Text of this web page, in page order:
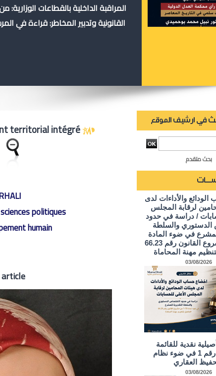
المراقبة الداخلية بالقطاعات
القانونية وتدبير المخاطر: قراءة في المرسوم
Architecture du développement territorial intégré
politiques
humain
بحث متقدم
والأداءات لدى
لرقابة المجلس
/ دراسة في حدود
الدستوري والسلطة
للمشرع في ضوء المادة
75-1 من مشروع القانون رقم 66.23
مهنة المحاماة
03/08/2026
نقدية للقائمة
التجزيئية رقم 1 في ضوء نظام
العقاري
03/08/2026